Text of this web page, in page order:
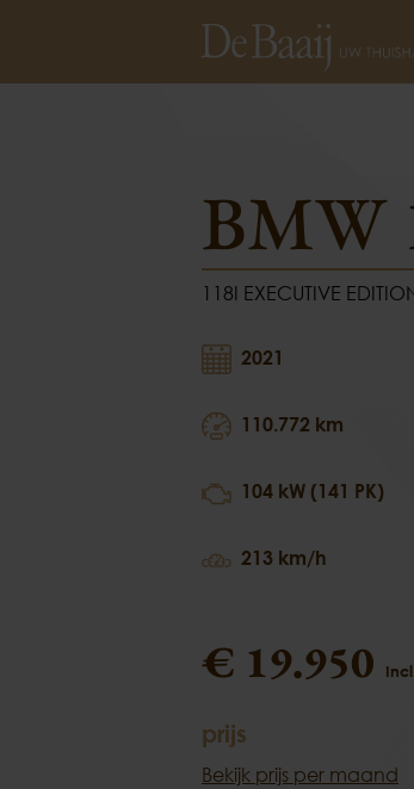
BMW
118I EXECUTIVE
2021
110.772 km
104 kW (141 PK)
213 km/h
€ 19.950
prijs
Bekijk prijs per maand